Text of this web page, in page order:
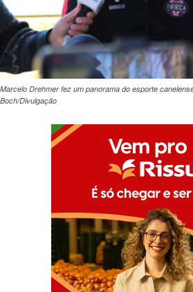
Marcelo Drehmer fez um panorama do esporte
Boch/Divulgação